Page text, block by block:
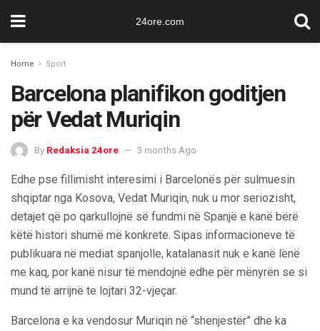
24ore.com
Home Sport
Barcelona planifikon goditjen
për Vedat Muriqin
By Redaksia 24ore 3 months Ago
Edhe pse fillimisht interesimi i Barcelonës për sulmuesin
shqiptar nga Kosova, Vedat Muriqin, nuk u mor seriozisht,
detajet që po qarkullojnë së fundmi në Spanjë e kanë bërë
këtë histori shumë më konkrete. Sipas informacioneve të
publikuara në mediat spanjolle, katalanasit nuk e kanë lënë
me kaq, por kanë nisur të mendojnë edhe për mënyrën se si
mund të arrijnë te lojtari 32-vjeçar.
Barcelona e ka vendosur Muriqin në “shenjestër” dhe ka